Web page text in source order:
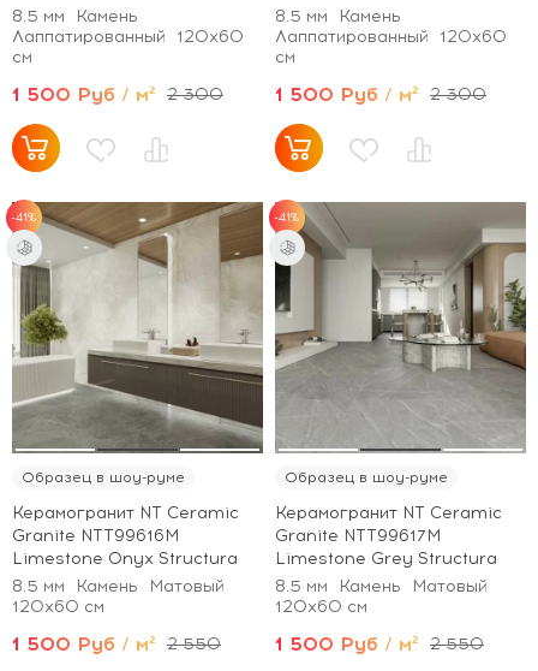
8.5 мм
Камень
Лаппатированный
120x60
см
1 500 Руб / м² 2 300
8.5 мм
Камень
Лаппатированный
120x60
см
1 500 Руб / м² 2 300
-41%
Образец в шоу-руме
Керамогранит NT Ceramic
Granite NTT99616M
Limestone Onyx Structura
8.5 мм
Камень
Матовый
120x60 см
1 500 Руб / м² 2 550
-41%
Образец в шоу-руме
Керамогранит NT Ceramic
Granite NTT99617M
Limestone Grey Structura
8.5 мм
Камень
Матовый
120x60 см
1 500 Руб / м² 2 550